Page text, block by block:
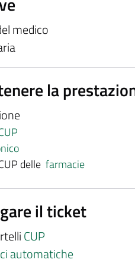
medico
la
delle farmacie
il ticket
CUP
automatiche